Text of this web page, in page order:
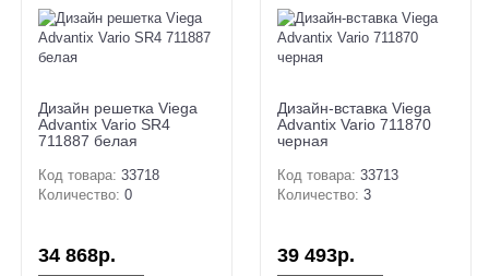
Дизайн решетка Viega
Advantix Vario SR4
711887 белая
Код товара: 33718
Количество: 0
34 868р.
Дизайн-вставка Viega
Advantix Vario 711870
черная
Код товара: 33713
Количество: 3
39 493р.